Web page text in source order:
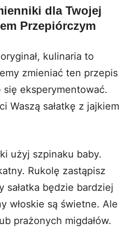
dla Twojej
Przepiórczym
kulinaria to
zmieniać ten przepis
eksperymentować.
Waszą sałatkę z jajkiem
użyj szpinaku baby.
Rukolę zastąpisz
sałatka będzie bardziej
włoskie są świetne. Ale
prażonych migdałów.